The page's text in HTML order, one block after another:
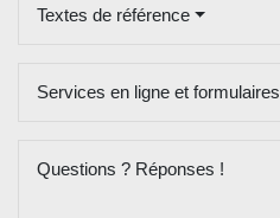
Textes de référence
Services en ligne et formulaires
Questions ? Réponses !